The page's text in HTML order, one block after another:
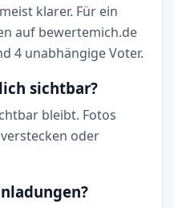
klarer. Für ein
auf bewertemich.de
4 unabhängige Voter.
sichtbar?
bleibt. Fotos
oder